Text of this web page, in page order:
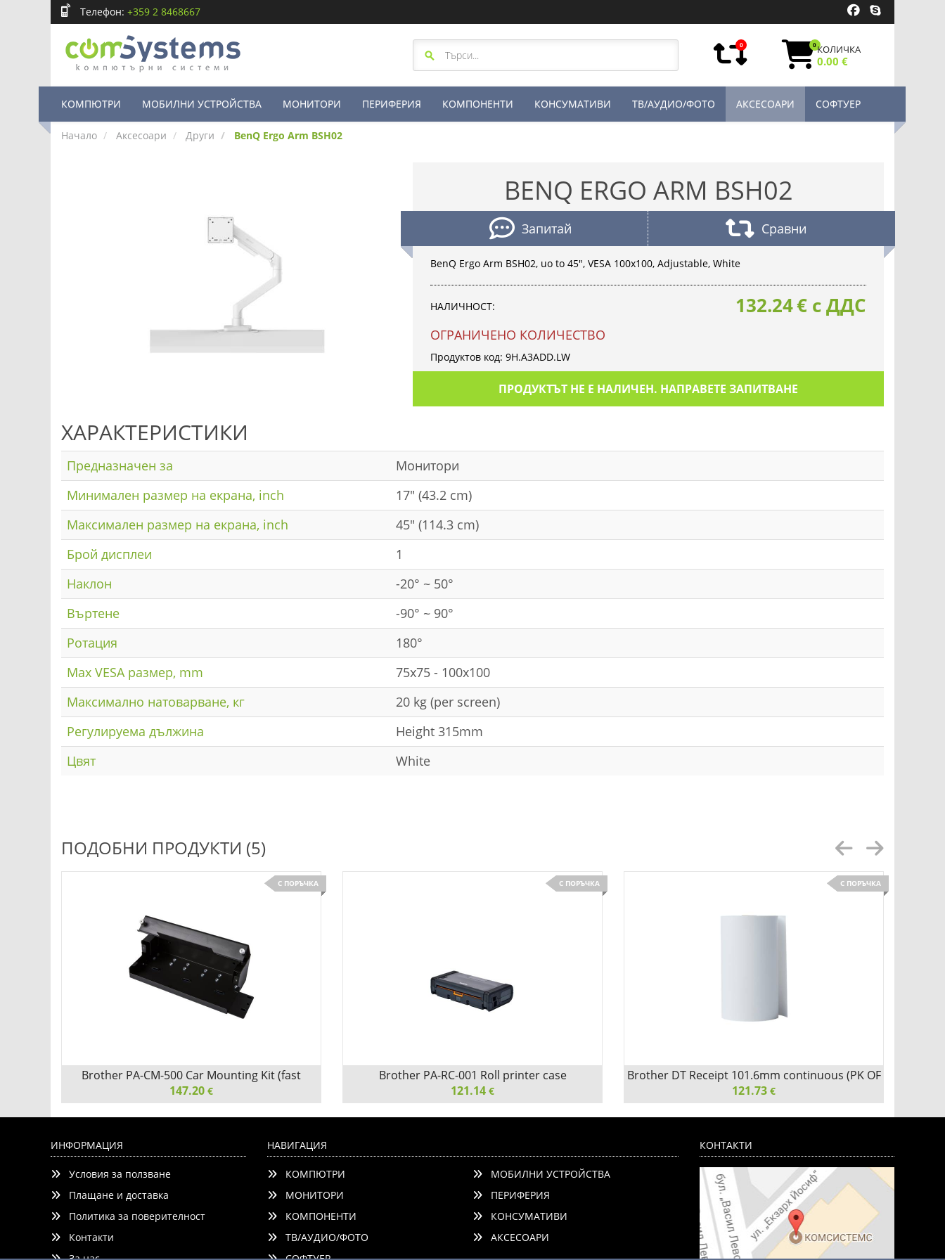
Телефон: +359 2 8468667
0 0КОЛИЧКА
0.00 €
КОМПЮТРИ МОБИЛНИ УСТРОЙСТВА МОНИТОРИ ПЕРИФЕРИЯ КОМПОНЕНТИ КОНСУМАТИВИ ТВ/АУДИО/ФОТО АКСЕСОАРИ СОФТУЕР
Начало Аксесоари Други BenQ Ergo Arm BSH02
BENQ ERGO ARM BSH02
Запитай Сравни
BenQ Ergo Arm BSH02, uo to 45", VESA 100x100, Adjustable, White
НАЛИЧНОСТ:
OГРАНИЧЕНО КОЛИЧЕСТВО
132.24€ с ДДС
Продуктов код: 9H.A3ADD.LW
ПРОДУКТЪТ НЕ Е НАЛИЧЕН. НАПРАВЕТЕ ЗАПИТВАНЕ
ХАРАКТЕРИСТИКИ
Предназначен за
Mонитори
Минимален размер на екрана, inch
17" (43.2 cm)
Максимален размер на екрана, inch
45" (114.3 cm)
Брой дисплеи
1
Наклон
-20° ~ 50°
Въртене
-90° ~ 90°
Ротация
180°
Max VESA размер, mm
75x75 - 100x100
Максимално натоварване, кг
20 kg (per screen)
Регулируема дължина
Height 315mm
Цвят
White
ПОДОБНИ ПРОДУКТИ (5)
С ПОРЪЧКА
Сравни
Brother PA-CM-500 Car Mounting Kit (fast
release)
147.20 €
С ПОРЪЧКА
Сравни
Brother PA-RC-001 Roll printer case
121.14 €
С ПОРЪЧКА
Детайли Сравни
Brother DT Receipt 101.6mm continuous (PK OF
20)
121.73 €
ИНФОРМАЦИЯ
Условия за ползване
Плащане и доставка
Политика за поверителност
Контакти
НАВИГАЦИЯ
КОМПЮТРИ
МОБИЛНИ УСТРОЙСТВА
МОНИТОРИ
ПЕРИФЕРИЯ
КОМПОНЕНТИ
КОНСУМАТИВИ
ТВ/АУДИО/ФОТО
АКСЕСОАРИ
КОНТАКТИ